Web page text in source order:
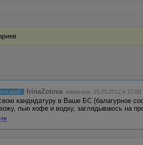
IrinaZotova написала 25.03.2012 в 17:00
кандидатуру в Ваше БС (балагурное
пью кофе и водку, заглядываюсь на